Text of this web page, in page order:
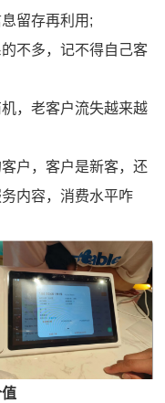
留存再利用;
不多，记不得自己客
，老客户流失越来越
户，客户是新客，还
内容，消费水平咋